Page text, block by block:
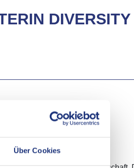
Über Cookies
DIVERSITY